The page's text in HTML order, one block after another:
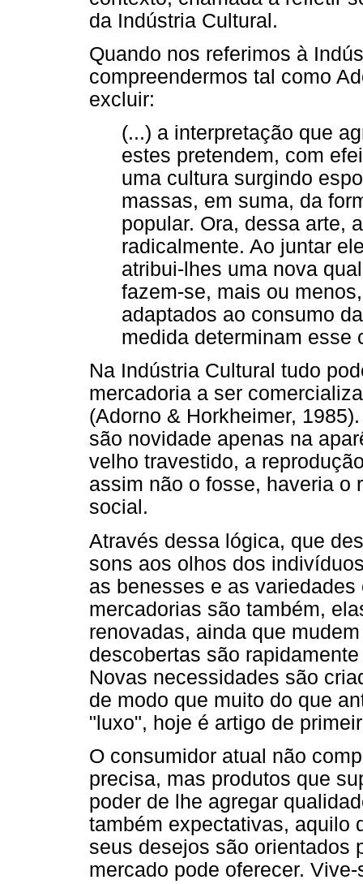
da Indústria Cultural.
Quando nos referimos à
compreendermos tal como
excluir:
(...) a interpretação que
estes pretendem, com
uma cultura surgindo
massas, em suma, da
popular. Ora, dessa arte,
radicalmente. Ao juntar
atribui-lhes uma nova
fazem-se, mais ou
adaptados ao consumo
medida determinam esse
Na Indústria Cultural tudo
mercadoria a ser
(Adorno & Horkheimer,
são novidade apenas na
velho travestido, a
assim não o fosse, haveria o
social.
Através dessa lógica, que
sons aos olhos dos
as benesses e as
mercadorias são também,
renovadas, ainda que
descobertas são
Novas necessidades são
de modo que muito do que
"luxo", hoje é artigo de
O consumidor atual não
precisa, mas produtos que
poder de lhe agregar
também expectativas, aquilo
seus desejos são orientados
mercado pode oferecer.